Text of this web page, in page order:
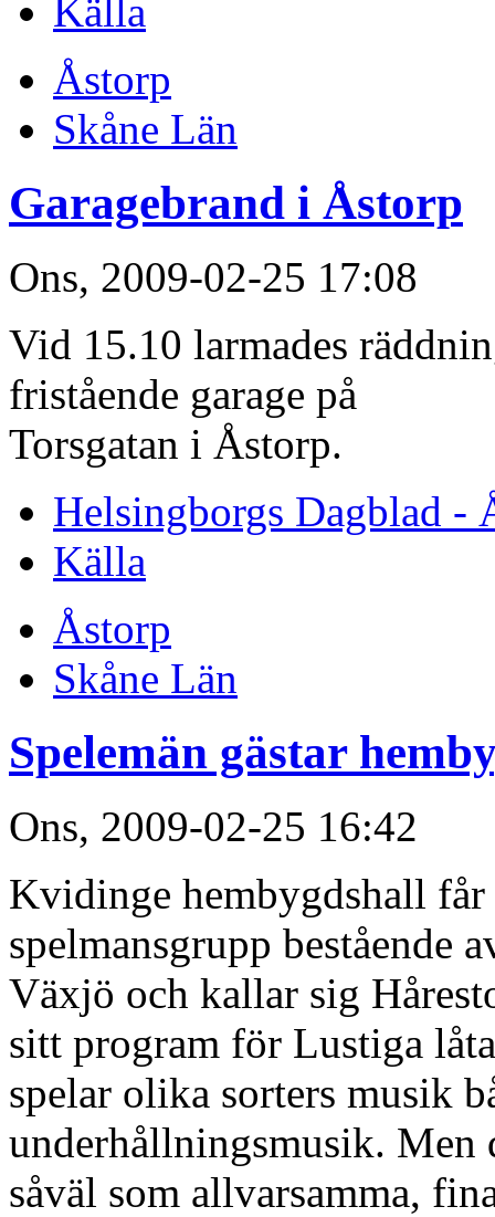
Källa
Åstorp
Skåne Län
Garagebrand i Åstorp
Ons, 2009-02-25 17:08
Vid 15.10 larmades
fristående garage på
Torsgatan i Åstorp.
Helsingborgs Dagblad -
Källa
Åstorp
Skåne Län
Spelemän gästar
Ons, 2009-02-25 16:42
Kvidinge hembygdshall
spelmansgrupp bestående
Växjö och kallar sig
sitt program för Lustiga
spelar olika sorters musik
underhållningsmusik. Men
såväl som allvarsamma,